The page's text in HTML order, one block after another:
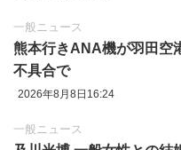
一般ニュース
熊本行きANA機が羽田空
不具合で
2026年8月8日16:24
一般ニュース